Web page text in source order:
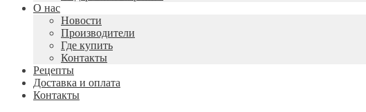
О нас
Новости
Производители
Где купить
Контакты
Рецепты
Доставка и оплата
Контакты